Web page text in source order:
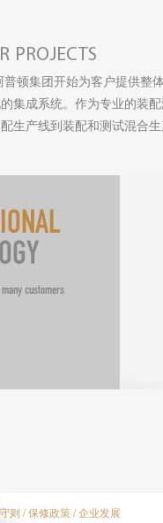
PROJECTS
集团开始为客户提供整体
集成系统。作为专业的装
生产线到装配和测试混合
customers
则/保修政策/企业发展